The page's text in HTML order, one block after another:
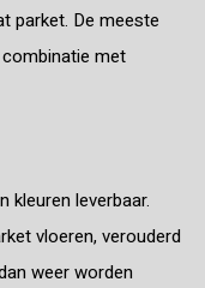
parket. De meeste
met
kleuren leverbaar.
vloeren, verouderd
weer worden